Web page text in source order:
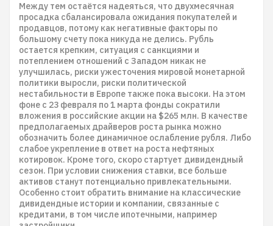
Между тем остаётся надеяться, что двухмесячная
просадка сбалансировала ожидания покупателей и
продавцов, потому как негативные факторы по
большому счету пока никуда не делись. Рубль
остается крепким, ситуация с санкциями и
потеплением отношений с Западом никак не
улучшилась, риски ужесточения мировой монетарной
политики выросли, риски политической
нестабильности в Европе также пока высоки. На этом
фоне с 23 февраля по 1 марта фонды сократили
вложения в российские акции на $265 млн. В качестве
предполагаемых драйверов роста рынка можно
обозначить более динамичное ослабление рубля. Либо
слабое укрепление в ответ на роста нефтяных
котировок. Кроме того, скоро стартует дивидендный
сезон. При условии снижения ставки, все больше
активов станут потенциально привлекательными.
Особенно стоит обратить внимание на классические
дивидендные истории и компании, связанные с
кредитами, в том числе ипотечными, например